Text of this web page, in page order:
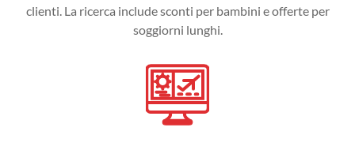
clienti. La ricerca include sconti per bambini e offerte per
soggiorni lunghi.